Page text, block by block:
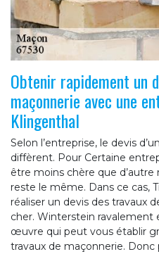
Obtenir rapidement un
maçonnerie avec une
Klingenthal
Selon l’entreprise, le devis
diffèrent. Pour Certaine
être moins chère que
reste le même. Dans ce cas,
réaliser un devis des travaux
cher. Winterstein ravalement
œuvre qui peut vous établir
travaux de maçonnerie. Donc